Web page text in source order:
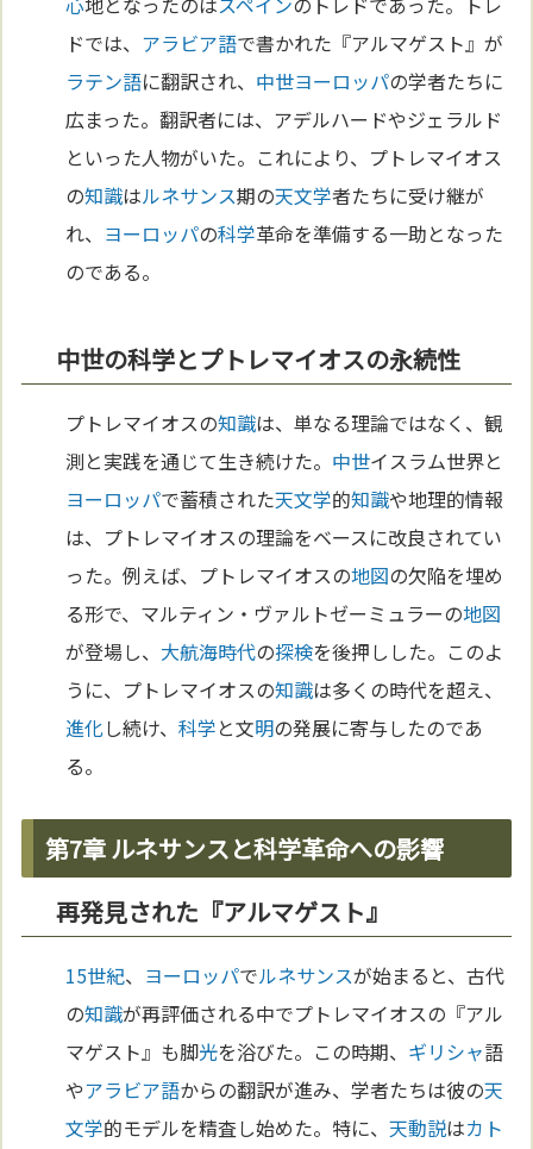
ドでは、 アラビア語で書かれた『アルマゲスト』が
ラテン語に翻訳され、 中世ヨーロッパの学者たちに
広まった。翻訳者には、アデルハードやジェラルド
といった人物がいた。これにより、プトレマイオス
の知識はルネサンス期の天文学者たちに受け継が
れ、 ヨーロッパの科学革命を準備する一助となった
のである。
中世の科学とプトレマイオスの永続性
プトレマイオスの知識は、単なる理論ではなく、観
測と実践を通じて生き続けた。 中世イスラム世界と
ヨーロッパで蓄積された天文学的知識や地理的情報
は、プトレマイオスの理論をベースに改良されてい
った。例えば、プトレマイオスの地図の欠陥を埋め
る形で、マルティン・ヴァルトゼーミュラーの地図
が登場し、 大航海時代の探検を後押しした。このよ
うに、プトレマイオスの知識は多くの時代を超え、
進化し続け、科学と文明の発展に寄与したのであ
る。
第7章 ルネサンスと科学革命への影響
再発見された『アルマゲスト』
15世紀、 ヨーロッパでルネサンスが始まると、古代
の知識が再評価される中でプトレマイオスの『アル
マゲスト』も脚光を浴びた。この時期、 ギリシャ語
やアラビア語からの翻訳が進み、学者たちは彼の天
文学的モデルを精査し始めた。特に、天動説はカト